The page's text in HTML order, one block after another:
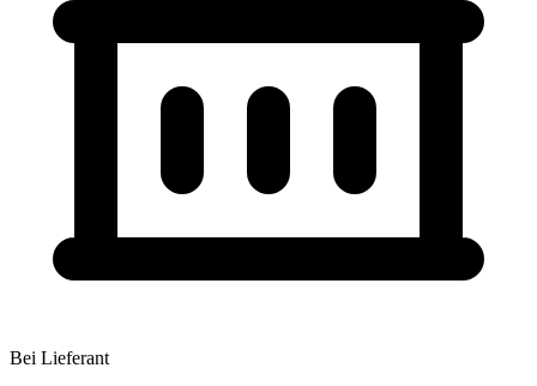
Bei Lieferant